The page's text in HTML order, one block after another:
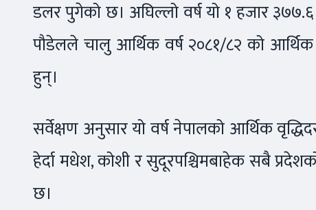
डलर पुगेको छ। अघिल्लो वर्ष यो १ हजार ३७७.६
पौडेलले चालु आर्थिक वर्ष २०८१/८२ को आर्थिक
हुन्।
सर्वेक्षण अनुसार यो वर्ष नेपालको आर्थिक
हेर्दा मधेश, कोशी र सुदूरपश्चिमबाहेक सबै
छ।